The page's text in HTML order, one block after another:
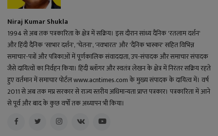
Niraj Kumar Shukla
1994 से अब तक पत्रकारिता के क्षेत्र में सक्रिय। इस दौरान सांध्य दैनिक 'रतलाम दर्शन'
और हिंदी दैनिक 'साभार दर्शन', 'चेतना', 'नवभारत' और 'दैनिक भास्कर' सहित विभिन्न
समाचार-पत्रों और पत्रिकाओं में पूर्णकालिक संवाददाता, उप-संपादक और समाचार संपादक
जैसे दायित्वों का निर्वहन किया। हिंदी ब्लॉगर और स्वतंत्र लेखन के क्षेत्र में निरंतर सक्रिय रहते
हुए वर्तमान में समाचार पोर्टल www.acntimes.com के मुख्य संपादक के दायित्व में। वर्ष
2011 से अब तक मप्र सरकार से राज्य स्तरीय अधिमान्यता प्राप्त पत्रकार। पत्रकारिता में आने
से पूर्व और बाद के कुछ वर्षों तक अध्यापन भी किया।